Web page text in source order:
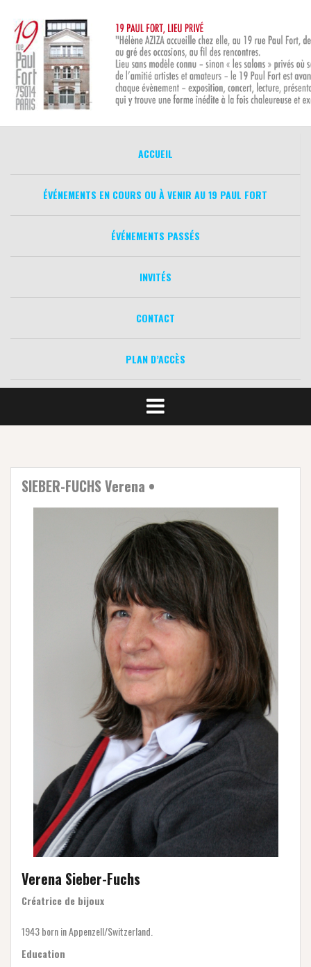
contenu
ACCUEIL
ÉVÉNEMENTS EN COURS OU À VENIR AU 19 PAUL FORT
ÉVÉNEMENTS PASSÉS
INVITÉS
CONTACT
PLAN D’ACCÈS
SIEBER-FUCHS Verena •
Verena Sieber-Fuchs
Créatrice de bijoux
1943 born in Appenzell/Switzerland.
Education